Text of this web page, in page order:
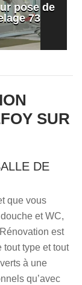
pose de
73
SUR
DE
que vous
et WC,
est
type et tout
à une
qu’avec